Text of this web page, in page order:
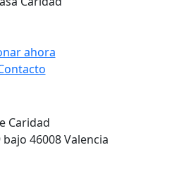
Caridad
46008 Valencia
ahora